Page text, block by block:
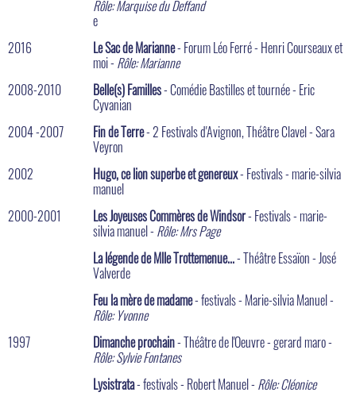
Rôle: Marquise du Deffand
e
2016
Le Sac de Marianne- Forum Léo Ferré - Henri Courseaux et
moi - Rôle: Marianne
2008-2010
Belle(s) Familles- Comédie Bastilles et tournée - Eric
Cyvanian
2004 -2007
Fin de Terre- 2 Festivals d'Avignon, Théâtre Clavel - Sara
Veyron
2002
Hugo, ce lion superbe et genereux- Festivals - marie-silvia
manuel
2000-2001
Les Joyeuses Commères de Windsor- Festivals - marie-
silvia manuel - Rôle: Mrs Page
La légende de Mlle Trottemenue...- Théâtre Essaïon - José
Valverde
Feu la mère de madame- festivals - Marie-silvia Manuel -
Rôle: Yvonne
1997
Dimanche prochain- Théâtre de l'Oeuvre - gerard maro -
Rôle: Sylvie Fontanes
Lysistrata- festivals - Robert Manuel - Rôle: Cléonice